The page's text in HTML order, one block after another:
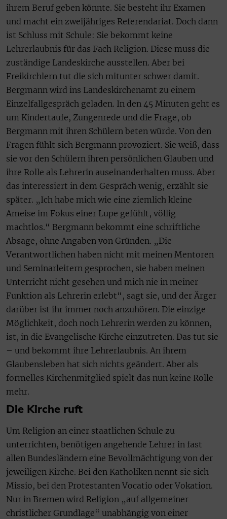
ihrem Beruf geben könnte. Sie besteht ihr Examen
und macht ein zweijähriges Referendariat. Doch dann
ist Schluss mit Schule: Sie bekommt keine
Lehrerlaubnis für das Fach Religion. Diese muss die
zuständige Landeskirche ausstellen. Aber bei
Freikirchlern tut die sich mitunter schwer damit.
Bergmann wird ins Landeskirchenamt zu einem
Einzelfallgespräch geladen. In den 45 Minuten geht es
um Kindertaufe, Zungenrede und die Frage, ob
Bergmann mit ihren Schülern beten würde. Von den
Fragen fühlt sich Bergmann provoziert. Sie weiß, dass
sie vor den Schülern ihren persönlichen Glauben und
ihre Rolle als Lehrerin auseinanderhalten muss. Aber
das interessiert in dem Gespräch wenig, erzählt sie
später. „Ich habe mich wie eine ziemlich kleine
Ameise im Fokus einer Lupe gefühlt, völlig
machtlos.“ Bergmann bekommt eine schriftliche
Absage, ohne Angaben von Gründen. „Die
Verantwortlichen haben nicht mit meinen Mentoren
und Seminarleitern gesprochen, sie haben meinen
Unterricht nicht gesehen und mich nie in meiner
Funktion als Lehrerin erlebt“, sagt sie, und der Ärger
darüber ist ihr immer noch anzuhören. Die einzige
Möglichkeit, doch noch Lehrerin werden zu können,
ist, in die Evangelische Kirche einzutreten. Das tut sie
– und bekommt ihre Lehrerlaubnis. An ihrem
Glaubensleben hat sich nichts geändert. Aber als
formelles Kirchenmitglied spielt das nun keine Rolle
mehr.
Die Kirche ruft
Um Religion an einer staatlichen Schule zu
unterrichten, benötigen angehende Lehrer in fast
allen Bundesländern eine Bevollmächtigung von der
jeweiligen Kirche. Bei den Katholiken nennt sie sich
Missio, bei den Protestanten Vocatio oder Vokation.
Nur in Bremen wird Religion „auf allgemeiner
christlicher Grundlage“ unabhängig von einer